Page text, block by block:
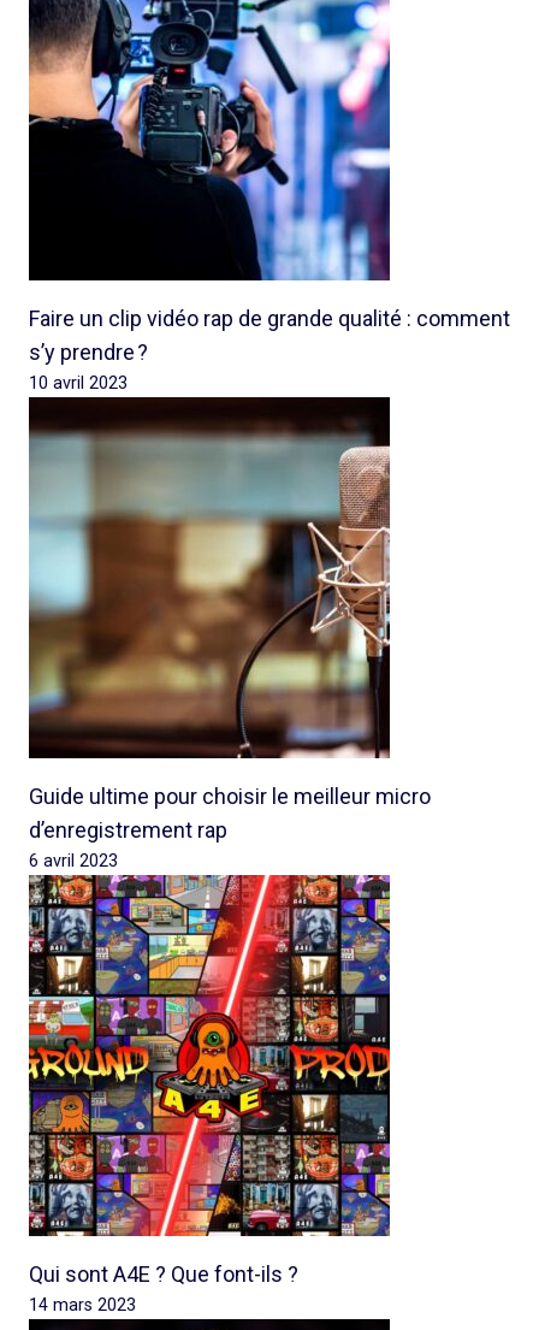
Faire un clip vidéo rap de grande qualité : comment
s’y prendre ?
10 avril 2023
Guide ultime pour choisir le meilleur micro
d’enregistrement rap
6 avril 2023
Qui sont A4E ? Que font-ils ?
14 mars 2023